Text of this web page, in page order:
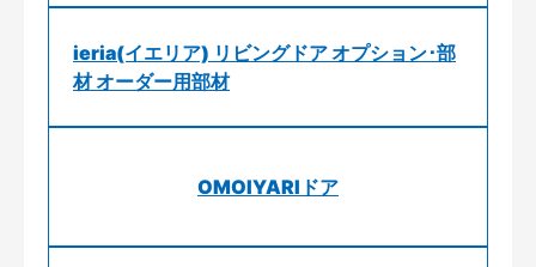
ieria(イエリア) リビングドア オプション･部
材 オーダー用部材
OMOIYARIドア